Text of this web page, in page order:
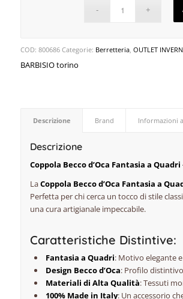
COD:800686 Categorie: Berretteria,OUTLET
BARBISIO torino
Descrizione Brand Informazioni
Descrizione
Coppola Becco d’Oca Fantasia a
LaCoppola Becco d’Oca Fantasia a
Perfetta per chi cerca un tocco di stile
una cura artigianale impeccabile.
Caratteristiche Distintive:
Fantasia a Quadri: Motivo elegante
Design Becco d’Oca: Profilo
Materiali di Alta Qualità: Tessuti
100% Made in Italy: Un accessorio